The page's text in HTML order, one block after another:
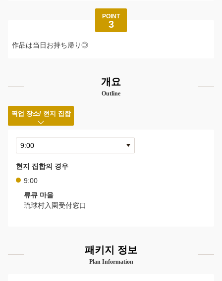
POINT
3
作品は当日お持ち帰り◎
개요
Outline
픽업 장소/ 현지 집합
현지 집합의 경우
9:00
류큐 마을
琉球村入園受付窓口
패키지 정보
Plan Information